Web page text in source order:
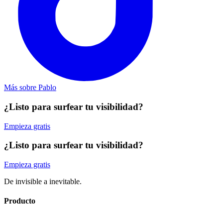
Más sobre Pablo
¿Listo para surfear tu visibilidad?
Empieza gratis
¿Listo para surfear tu visibilidad?
Empieza gratis
De invisible a inevitable.
Producto